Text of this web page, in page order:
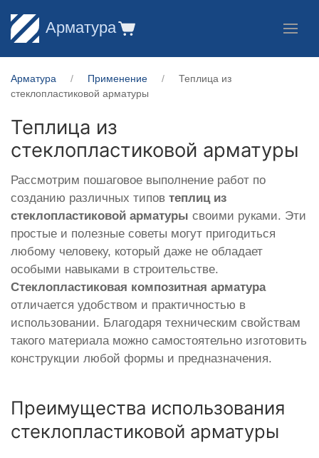
Арматура
Арматура Применение
Теплица из
стеклопластиковой арматуры
Теплица из
стеклопластиковой арматуры
Рассмотрим пошаговое выполнение работ по
созданию различных типов теплиц из
стеклопластиковой арматуры своими руками. Эти
простые и полезные советы могут пригодиться
любому человеку, который даже не обладает
особыми навыками в строительстве.
Стеклопластиковая композитная арматура
отличается удобством и практичностью в
использовании. Благодаря техническим свойствам
такого материала можно самостоятельно изготовить
конструкции любой формы и предназначения.
Преимущества использования
стеклопластиковой арматуры